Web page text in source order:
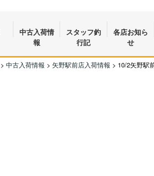
中古入荷情
報
スタッフ釣
行記
各店お知ら
せ
> 中古入荷情報 > 矢野駅前店入荷情報 > 10/2矢野駅